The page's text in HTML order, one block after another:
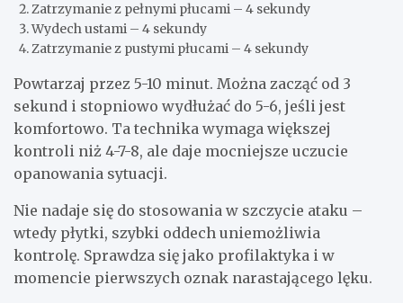
Zatrzymanie z pełnymi płucami – 4 sekundy
Wydech ustami – 4 sekundy
Zatrzymanie z pustymi płucami – 4 sekundy
Powtarzaj przez 5-10 minut. Można zacząć od 3
sekund i stopniowo wydłużać do 5-6, jeśli jest
komfortowo. Ta technika wymaga większej
kontroli niż 4-7-8, ale daje mocniejsze uczucie
opanowania sytuacji.
Nie nadaje się do stosowania w szczycie ataku –
wtedy płytki, szybki oddech uniemożliwia
kontrolę. Sprawdza się jako profilaktyka i w
momencie pierwszych oznak narastającego lęku.